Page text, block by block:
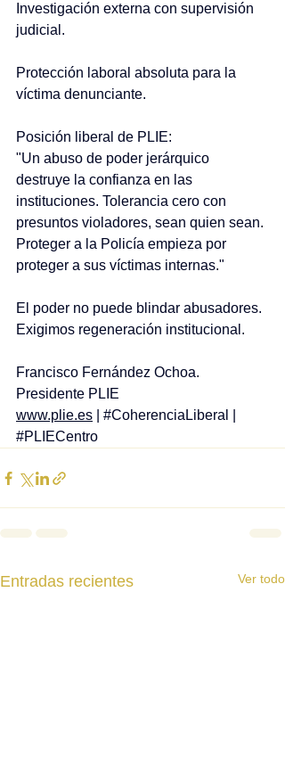
Investigación externa con supervisión
judicial.
Protección laboral absoluta para la
víctima denunciante.
Posición liberal de PLIE:
"Un abuso de poder jerárquico
destruye la confianza en las
instituciones. Tolerancia cero con
presuntos violadores, sean quien sean.
Proteger a la Policía empieza por
proteger a sus víctimas internas."
El poder no puede blindar abusadores.
Exigimos regeneración institucional.
Francisco Fernández Ochoa.
Presidente PLIE
www.plie.es
#CoherenciaLiberal
#PLIECentro
Entradas recientes Ver todo